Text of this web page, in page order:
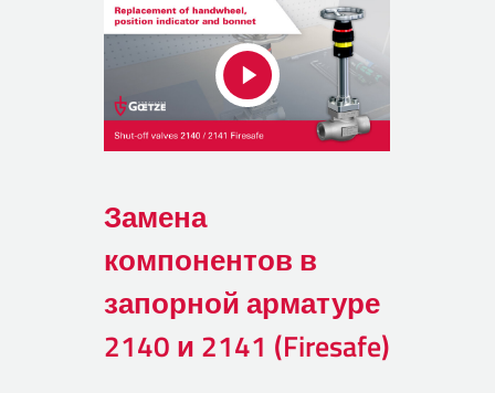
Замена
компонентов в
запорной арматуре
2140 и 2141 (Firesafe)